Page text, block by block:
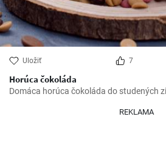
Uložiť 7
Horúca čokoláda
Domáca horúca čokoláda do studených
REKLAMA